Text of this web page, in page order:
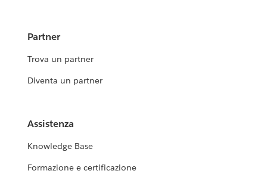
Partner
Trova un partner
Diventa un partner
Assistenza
Knowledge Base
Formazione e certificazione